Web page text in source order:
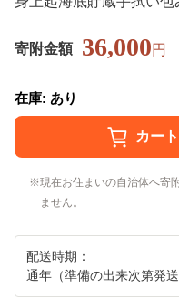
寄附金額 36,000円
在庫: あり
現在お住まいの自治体へ寄
ません。
配送時期：
通年（準備の出来次第発送